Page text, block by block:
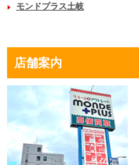
モンドプラス土岐
店舗案内